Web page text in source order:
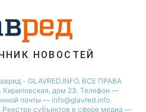
НОВОСТЕЙ
- GLAVRED.INFO. ВСЕ ПРАВА
дом 23. Телефон —
почты — info@glavred.info.
Реестре cубъектов в сфере медиа —